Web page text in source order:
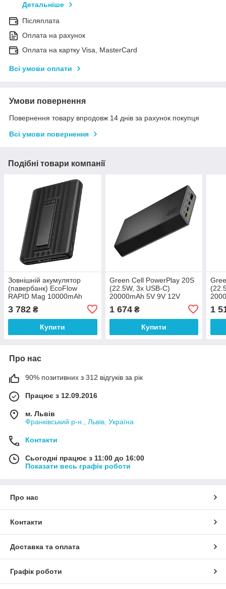
Детальніше
Післяплата
Оплата на рахунок
Оплата на картку Visa, MasterCard
Всі умови оплати
Умови повернення
Повернення товару впродовж 14 днів за рахунок покупця
Всі умови повернення
Подібні товари компанії
Зовнішній акумулятор
(павербанк) EcoFlow
RAPID Mag 10000mAh
Black (EF-RAPIDQI1-10K-
B-EU)
3 782 ₴
Купити
Green Cell PowerPlay 20S
(22.5W, 3x USB-C)
20000mAh 5V 9V 12V
1 674₴
Купити
1
Про нас
90% позитивних з 312 відгуків за рік
Працює з 12.09.2016
м. Львів
Франківський р-н., Львів, Україна
Контакти
Сьогодні працює з 11:00 до 16:00
Показати весь графік роботи
Про нас
Контакти
Доставка та оплата
Графік роботи